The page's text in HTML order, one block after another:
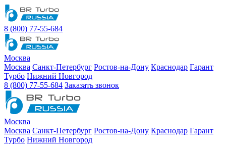
8 (800) 77-55-684
Москва
Москва Санкт-Петербург Ростов-на-Дону Краснодар Гарант
Турбо Нижний Новгород
8 (800) 77-55-684 Заказать звонок
Москва
Москва Санкт-Петербург Ростов-на-Дону Краснодар Гарант
Турбо Нижний Новгород